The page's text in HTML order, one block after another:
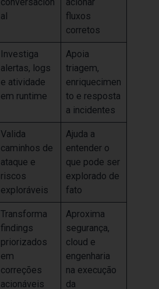
conversacion
al
acionar
fluxos
corretos
Investiga
alertas, logs
e atividade
em runtime
Apoia
triagem,
enriquecimen
to e resposta
a incidentes
Valida
caminhos de
ataque e
riscos
exploráveis
Ajuda a
entender o
que pode ser
explorado de
fato
Transforma
findings
priorizados
em
correções
acionáveis
Aproxima
segurança,
cloud e
engenharia
na execução
da